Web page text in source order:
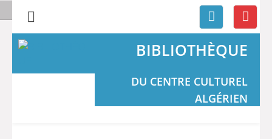
BIBLIOTHÈQUE
DU CENTRE CULTUREL
ALGÉRIEN